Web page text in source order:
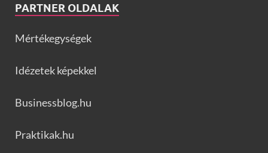
PARTNER OLDALAK
Mértékegységek
Idézetek képekkel
Businessblog.hu
Praktikak.hu